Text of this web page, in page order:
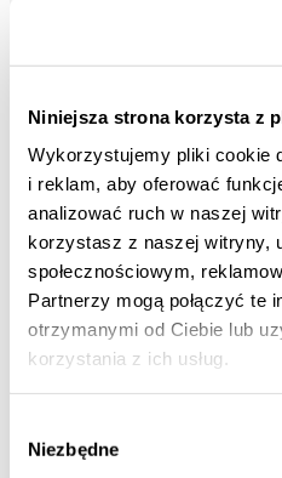
Niniejsza strona korzysta z
Wykorzystujemy pliki cookie
i reklam, aby oferować
analizować ruch w naszej
korzystasz z naszej witryny,
społecznościowym,
Partnerzy mogą połączyć te
otrzymanymi od Ciebie lub
korzystania z ich usług.
zgody
Niezbędne
Branża metalowa –
pracy pozwoliła
Problem: Niska
konieczność pracy na 3
efektywność…